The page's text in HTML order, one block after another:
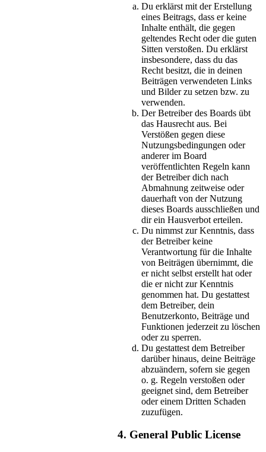
Du erklärst mit der Erstellung
eines Beitrags, dass er keine
Inhalte enthält, die gegen
geltendes Recht oder die guten
Sitten verstoßen. Du erklärst
insbesondere, dass du das
Recht besitzt, die in deinen
Beiträgen verwendeten Links
und Bilder zu setzen bzw. zu
verwenden.
Der Betreiber des Boards übt
das Hausrecht aus. Bei
Verstößen gegen diese
Nutzungsbedingungen oder
anderer im Board
veröffentlichten Regeln kann
der Betreiber dich nach
Abmahnung zeitweise oder
dauerhaft von der Nutzung
dieses Boards ausschließen und
dir ein Hausverbot erteilen.
Du nimmst zur Kenntnis, dass
der Betreiber keine
Verantwortung für die Inhalte
von Beiträgen übernimmt, die
er nicht selbst erstellt hat oder
die er nicht zur Kenntnis
genommen hat. Du gestattest
dem Betreiber, dein
Benutzerkonto, Beiträge und
Funktionen jederzeit zu löschen
oder zu sperren.
Du gestattest dem Betreiber
darüber hinaus, deine Beiträge
abzuändern, sofern sie gegen
o. g. Regeln verstoßen oder
geeignet sind, dem Betreiber
oder einem Dritten Schaden
zuzufügen.
4. General Public License